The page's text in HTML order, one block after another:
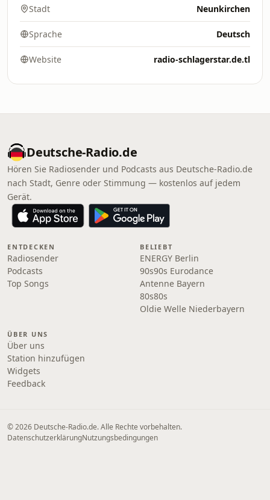
Stadt Neunkirchen
Sprache Deutsch
Website radio-schlagerstar.de.tl
Deutsche-Radio.de
Hören Sie Radiosender und Podcasts aus Deutsche-Radio.de
nach Stadt, Genre oder Stimmung — kostenlos auf jedem
Gerät.
ENTDECKEN
Radiosender
Podcasts
Top Songs
BELIEBT
ENERGY Berlin
90s90s Eurodance
Antenne Bayern
80s80s
Oldie Welle Niederbayern
ÜBER UNS
Über uns
Station hinzufügen
Widgets
Feedback
© 2026 Deutsche-Radio.de. Alle Rechte vorbehalten.
DatenschutzerklärungNutzungsbedingungen